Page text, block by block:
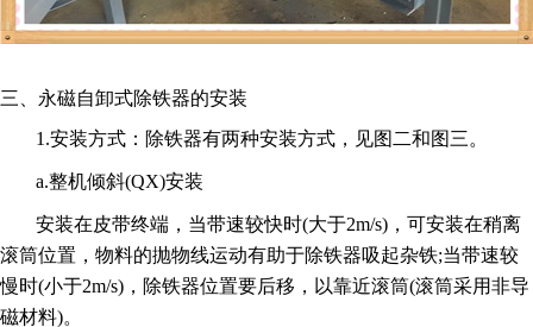
三、永磁自卸式除铁器的安装
1.安装方式：除铁器有两种安装方式，见图二和图三。
a.整机倾斜(QX)安装
安装在皮带终端，当带速较快时(大于2m/s)，可安装在稍离
滚筒位置，物料的抛物线运动有助于除铁器吸起杂铁;当带速较
慢时(小于2m/s)，除铁器位置要后移，以靠近滚筒(滚筒采用非导
磁材料)。